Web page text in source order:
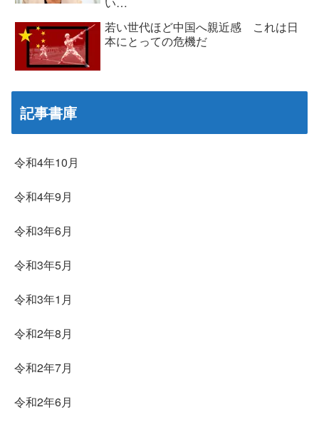
若い世代ほど中国へ親近感 これは日
本にとっての危機だ
記事書庫
令和4年10月
令和4年9月
令和3年6月
令和3年5月
令和3年1月
令和2年8月
令和2年7月
令和2年6月